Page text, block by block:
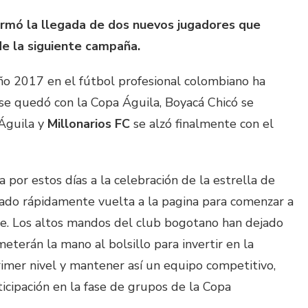
la llegada de dos nuevos jugadores que
la siguiente campaña.
2017 en el fútbol profesional colombiano ha
quedó con la Copa Águila, Boyacá Chicó se
y Millonarios FC se alzó finalmente con el
por estos días a la celebración de la estrella de
rápidamente vuelta a la pagina para comenzar a
Los altos mandos del club bogotano han dejado
la mano al bolsillo para invertir en la
nivel y mantener así un equipo competitivo,
en la fase de grupos de la Copa